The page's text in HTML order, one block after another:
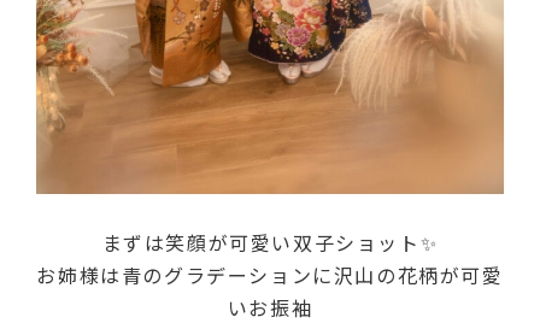
まずは笑顔が可愛い双子ショット✨
お姉様は青のグラデーションに沢山の花柄が可愛
いお振袖